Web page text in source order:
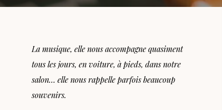
La musique, elle nous accompagne quasiment
tous les jours, en voiture, à pieds, dans notre
salon… elle nous rappelle parfois beaucoup
souvenirs.